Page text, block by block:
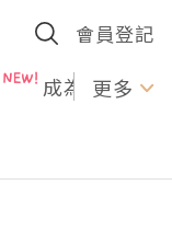
會員登記
成為U更多